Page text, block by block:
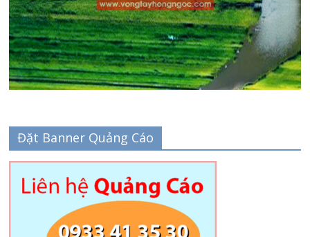
Đặt Banner Quảng Cáo